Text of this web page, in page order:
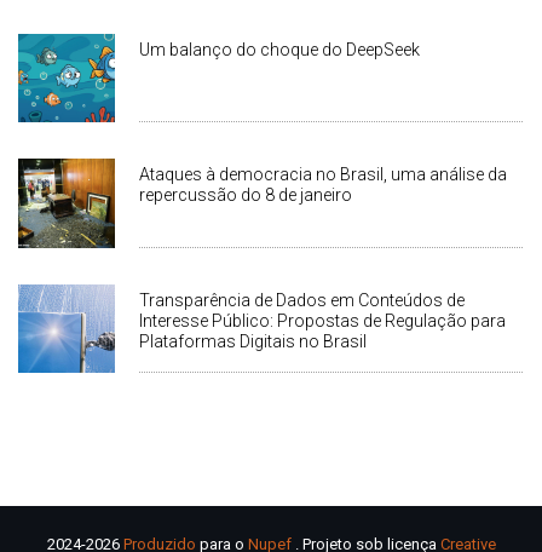
Um balanço do choque do DeepSeek
Ataques à democracia no Brasil, uma análise da
repercussão do 8 de janeiro
Transparência de Dados em Conteúdos de
Interesse Público: Propostas de Regulação para
Plataformas Digitais no Brasil
2024-2026 Produzido para o Nupef. Projeto sob licença Creative